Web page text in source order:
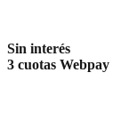
Sin interés
3 cuotas Webpay